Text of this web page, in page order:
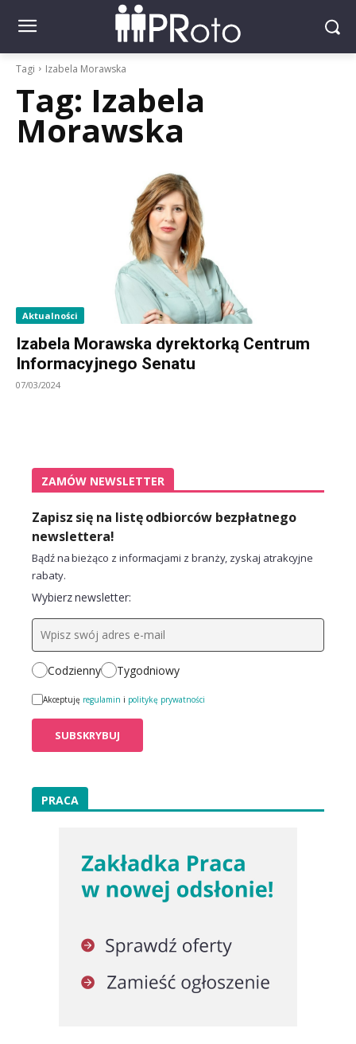
Tagi Izabela Morawska
Tag: Izabela
Morawska
Aktualności
Izabela Morawska dyrektorką Centrum
Informacyjnego Senatu
07/03/2024
ZAMÓW NEWSLETTER
Zapisz się na listę odbiorców bezpłatnego
newslettera!
Bądź na bieżąco z informacjami z branży, zyskaj atrakcyjne
rabaty.
Wybierz newsletter:
Codzienny Tygodniowy
Akceptuję regulamin i politykę prywatności
PRACA